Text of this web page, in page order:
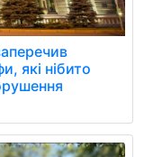
які нібито